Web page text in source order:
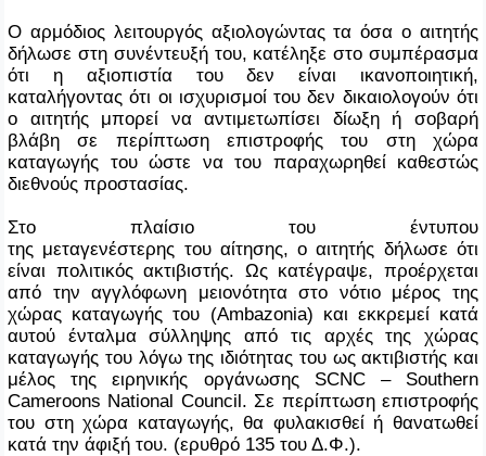
Ο αρμόδιος λειτουργός αξιολογώντας τα όσα ο αιτητής
δήλωσε στη συνέντευξή του, κατέληξε στο συμπέρασμα
ότι η αξιοπιστία του δεν είναι ικανοποιητική,
καταλήγοντας ότι οι ισχυρισμοί του δεν δικαιολογούν ότι
ο αιτητής μπορεί να αντιμετωπίσει δίωξη ή σοβαρή
βλάβη σε περίπτωση επιστροφής του στη χώρα
καταγωγής του ώστε να του παραχωρηθεί καθεστώς
διεθνούς προστασίας.
Στο πλαίσιο του έντυπου
της μεταγενέστερης του αίτησης, ο αιτητής δήλωσε ότι
είναι πολιτικός ακτιβιστής. Ως κατέγραψε, προέρχεται
από την αγγλόφωνη μειονότητα στο νότιο μέρος της
χώρας καταγωγής του (Ambazonia) και εκκρεμεί κατά
αυτού ένταλμα σύλληψης από τις αρχές της χώρας
καταγωγής του λόγω της ιδιότητας του ως ακτιβιστής και
μέλος της ειρηνικής οργάνωσης SCNC– Southern
Cameroons National Council. Σε περίπτωση επιστροφής
του στη χώρα καταγωγής, θα φυλακισθεί ή θανατωθεί
κατά την άφιξή του. (ερυθρό 135 του Δ.Φ.).